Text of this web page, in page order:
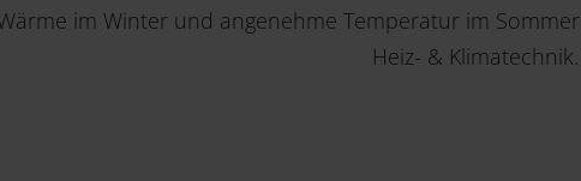
im Winter und angenehme Temperatur im
Heiz- & Klimatechnik.